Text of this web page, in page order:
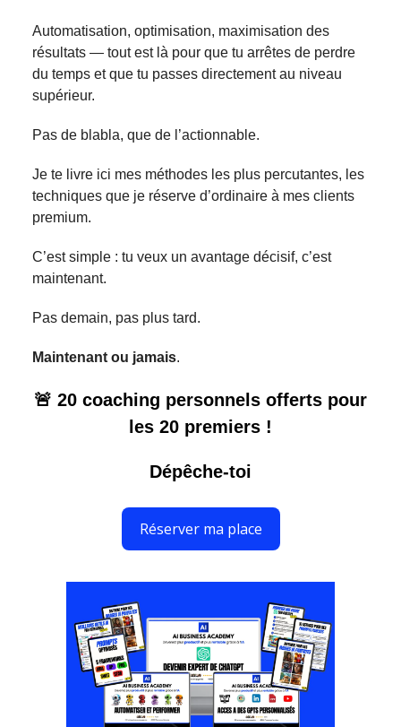
Automatisation, optimisation, maximisation des
résultats — tout est là pour que tu arrêtes de perdre
du temps et que tu passes directement au niveau
supérieur.
Pas de blabla, que de l’actionnable.
Je te livre ici mes méthodes les plus percutantes, les
techniques que je réserve d’ordinaire à mes clients
premium.
C’est simple : tu veux un avantage décisif, c’est
maintenant.
Pas demain, pas plus tard.
Maintenant ou jamais.
🚨 20 coaching personnels offerts pour
les 20 premiers !
Dépêche-toi
Réserver ma place